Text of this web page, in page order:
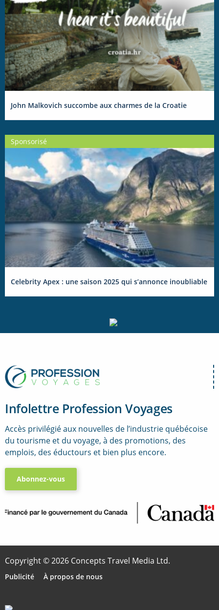
John Malkovich succombe aux charmes de la Croatie
Sponsorisé
Celebrity Apex : une saison 2025 qui s’annonce inoubliable
Infolettre Profession Voyages
Accès privilégié aux nouvelles de l’industrie québécoise
du tourisme et du voyage, à des promotions, des
emplois, des éductours et bien plus encore.
Abonnez-vous
Copyright © 2026 Concepts Travel Media Ltd.
Publicité À propos de nous